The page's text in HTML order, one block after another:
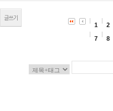
글쓰기
1 2
7
8